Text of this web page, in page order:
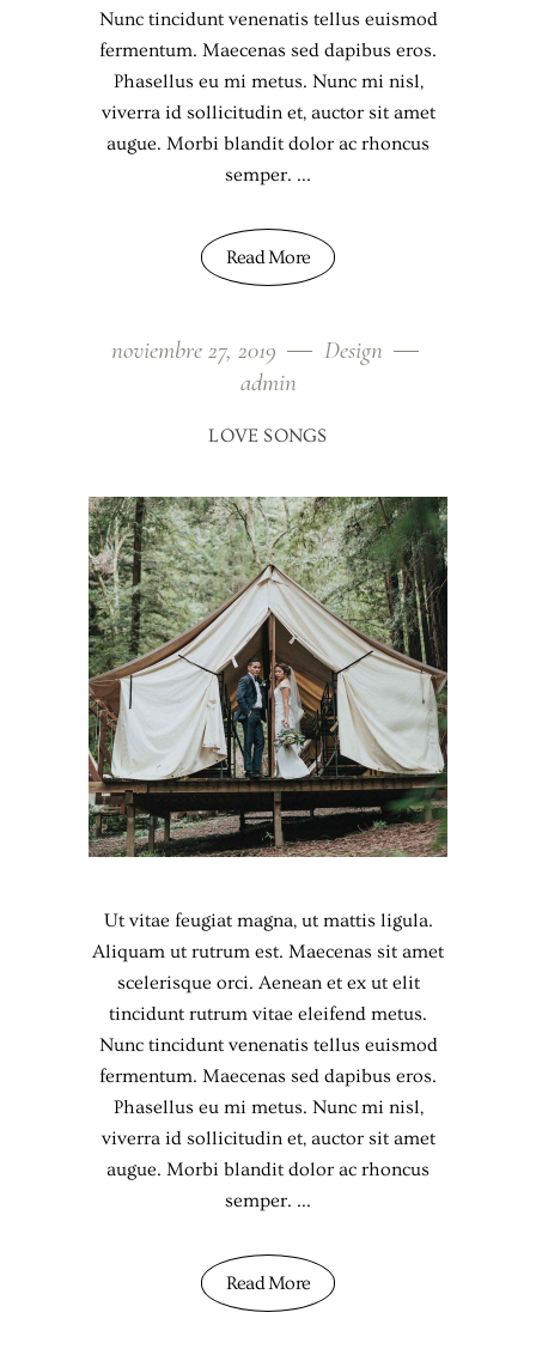
Nunc tincidunt venenatis tellus euismod
fermentum. Maecenas sed dapibus eros.
Phasellus eu mi metus. Nunc mi nisl,
viverra id sollicitudin et, auctor sit amet
augue. Morbi blandit dolor ac rhoncus
semper.
Read More
noviembre 27, 2019
Design
admin
LOVE SONGS
Ut vitae feugiat magna, ut mattis ligula.
Aliquam ut rutrum est. Maecenas sit amet
scelerisque orci. Aenean et ex ut elit
tincidunt rutrum vitae eleifend metus.
Nunc tincidunt venenatis tellus euismod
fermentum. Maecenas sed dapibus eros.
Phasellus eu mi metus. Nunc mi nisl,
viverra id sollicitudin et, auctor sit amet
augue. Morbi blandit dolor ac rhoncus
semper.
Read More